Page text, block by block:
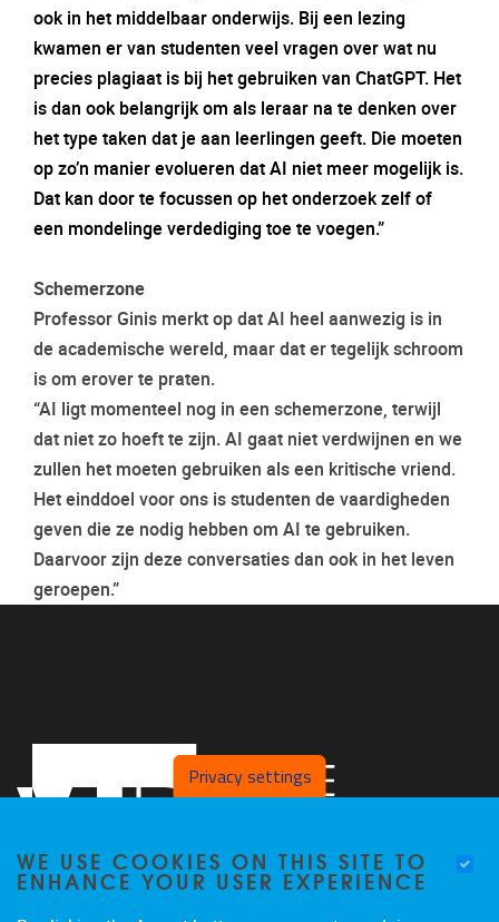
ook in het middelbaar onderwijs. Bij een lezing
kwamen er van studenten veel vragen over wat nu
precies plagiaat is bij het gebruiken van ChatGPT. Het
is dan ook belangrijk om als leraar na te denken over
het type taken dat je aan leerlingen geeft. Die moeten
op zo’n manier evolueren dat AI niet meer mogelijk is.
Dat kan door te focussen op het onderzoek zelf of
een mondelinge verdediging toe te voegen.”
Schemerzone
Professor Ginis merkt op dat AI heel aanwezig is in
de academische wereld, maar dat er tegelijk schroom
is om erover te praten.
“AI ligt momenteel nog in een schemerzone, terwijl
dat niet zo hoeft te zijn. AI gaat niet verdwijnen en we
zullen het moeten gebruiken als een kritische vriend.
Het einddoel voor ons is studenten de vaardigheden
geven die ze nodig hebben om AI te gebruiken.
Daarvoor zijn deze conversaties dan ook in het leven
geroepen.”
Privacy settings
WE USE COOKIES ON THIS SITE TO
ENHANCE YOUR USER EXPERIENCE